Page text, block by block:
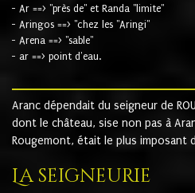
- Ar ==> "près de" et Randa "limite"
- Aringos ==> "chez les "Aringi"
- Arena ==> "sable"
- ar ==> point d'eau.
Aranc dépendait du seigneur de
dont le château, sise non pas à
Rougemont, était le plus imposant
La seigneurie